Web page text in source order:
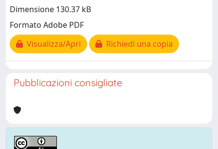
Dimensione 130.37 kB
Formato Adobe PDF
Visualizza/Apri
Richiedi una copia
Pubblicazioni consigliate